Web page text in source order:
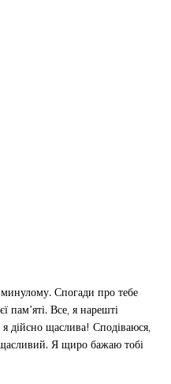
Спогади про тебе
пам’яті. Все, я нарешті
дійсно щаслива! Сподіваюся,
Я щиро бажаю тобі